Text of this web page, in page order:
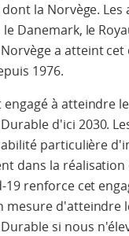
la Norvège. Les
Danemark, le
a atteint
1976.
engagé à atteindre
d'ici 2030.
particulière
dans la réalisation
19 renforce cet
mesure d'atteindre
si nous